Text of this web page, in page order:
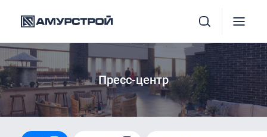
Пресс-центр